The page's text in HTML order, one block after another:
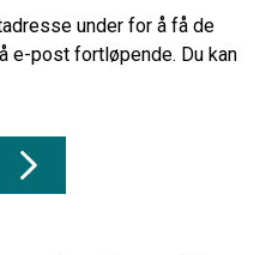
under for å få de
e-post fortløpende. Du kan